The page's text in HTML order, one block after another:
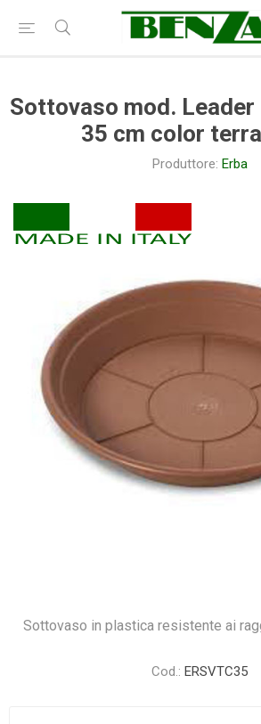
Sottovaso mod.
35 cm color
Produttore: Erba
Sottovaso in plastica resistente ai
Cod.: ERSVTC35